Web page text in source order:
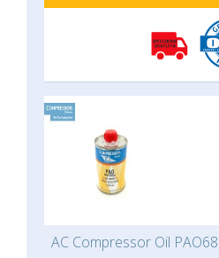
AC Compressor Oil